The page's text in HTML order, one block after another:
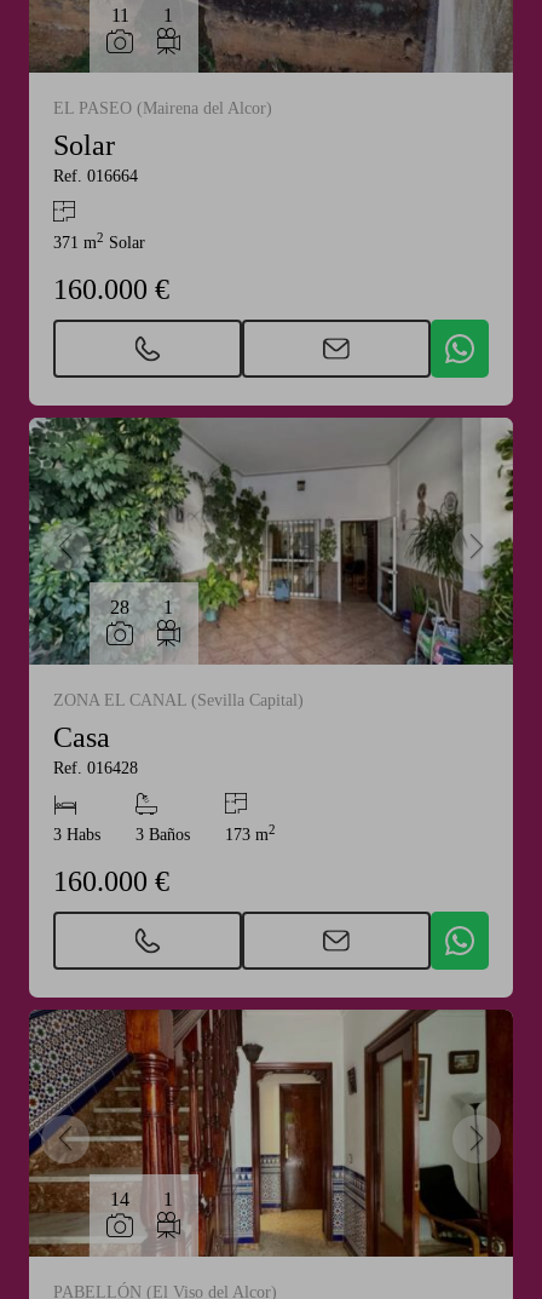
11 1
EL PASEO (Mairena del Alcor)
Solar
Ref. 016664
371 m2 Solar
160.000 €
28 1
ZONA EL CANAL (Sevilla Capital)
Casa
Ref. 016428
3 Habs 3 Baños 173 m2
160.000 €
14 1
PABELLÓN (El Viso del Alcor)